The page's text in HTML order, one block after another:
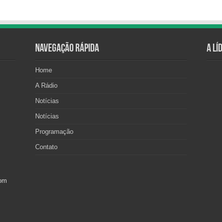
Navegação Rápida
Home
A Rádio
Notícias
Notícias
Programação
Contato
A